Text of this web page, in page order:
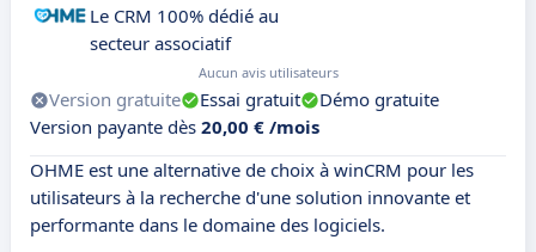
Le CRM 100% dédié au
secteur associatif
Aucun avis utilisateurs
Version gratuite Essai gratuit
Démo gratuite
Version payante dès 20,00 € /mois
OHME est une alternative de choix à winCRM pour les
utilisateurs à la recherche d'une solution innovante et
performante dans le domaine des logiciels.